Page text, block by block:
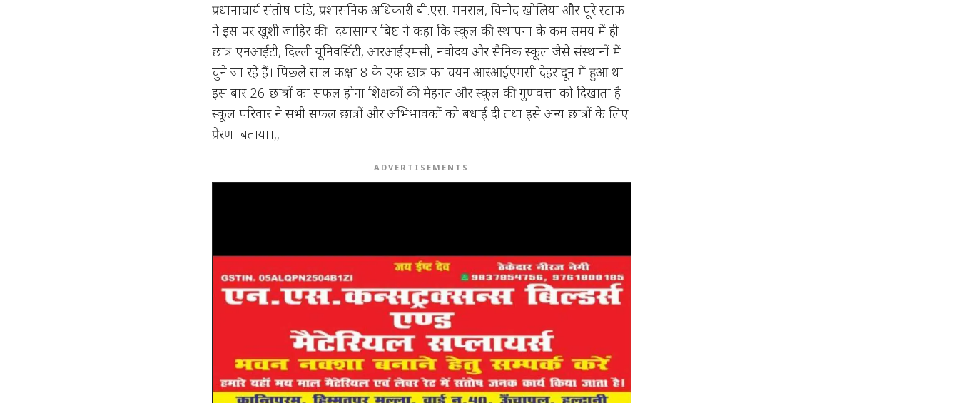
प्रधानाचार्य संतोष पांडे, प्रशासनिक अधिकारी बी.एस. मनराल, विनोद खोलिया और पूरे स्टाफ
ने इस पर खुशी जाहिर की। दयासागर बिष्ट ने कहा कि स्कूल की स्थापना के कम समय में ही
छात्र एनआईटी, दिल्ली यूनिवर्सिटी, आरआईएमसी, नवोदय और सैनिक स्कूल जैसे संस्थानों में
चुने जा रहे हैं। पिछले साल कक्षा 8 के एक छात्र का चयन आरआईएमसी देहरादून में हुआ था।
इस बार 26 छात्रों का सफल होना शिक्षकों की मेहनत और स्कूल की गुणवत्ता को दिखाता है।
स्कूल परिवार ने सभी सफल छात्रों और अभिभावकों को बधाई दी तथा इसे अन्य छात्रों के लिए
प्रेरणा बताया।,,
ADVERTISEMENTS